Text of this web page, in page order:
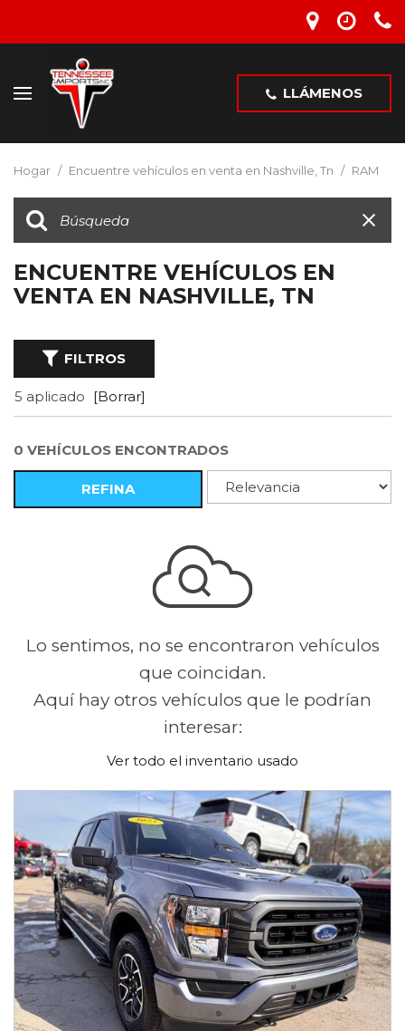
LLÁMENOS
Hogar / Encuentre vehículos en venta en Nashville, Tn / RAM
ENCUENTRE VEHÍCULOS EN
VENTA EN NASHVILLE, TN
FILTROS
5 aplicado [Borrar]
0 VEHÍCULOS ENCONTRADOS
REFINA
Lo sentimos, no se encontraron vehículos
que coincidan.
Aquí hay otros vehículos que le podrían
interesar:
Ver todo el inventario usado